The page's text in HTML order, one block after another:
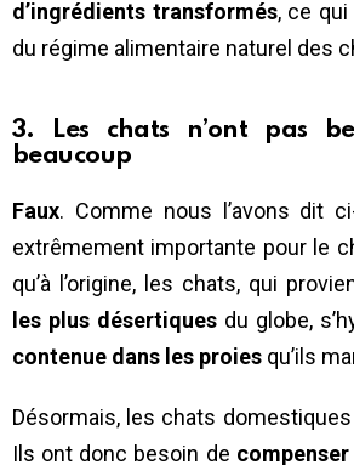
d’ingrédients transformés, ce qui
du régime alimentaire naturel des
3. Les chats n’ont pas
beaucoup
Faux. Comme nous l’avons dit
extrêmement importante pour le
qu’à l’origine, les chats, qui
les plus désertiques du globe,
contenue dans les proies qu’ils
Désormais, les chats
Ils ont donc besoin de compenser